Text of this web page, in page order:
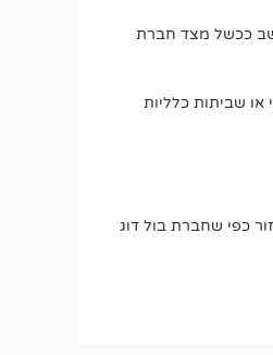
ככשל מצד חברת
או שביתות כלליות
כפי שחברת בול דוג